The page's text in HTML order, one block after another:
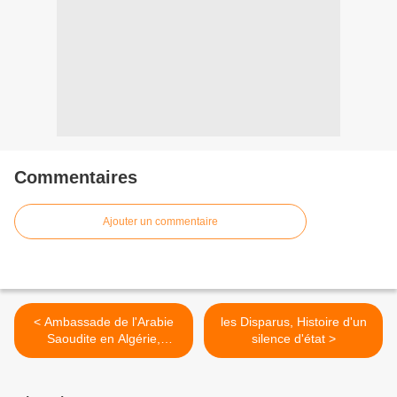
Commentaires
Ajouter un commentaire
< Ambassade de l'Arabie
Saoudite en Algérie,
Embassy of Saudi Arabia in
les Disparus, Histoire d'un
silence d'état >